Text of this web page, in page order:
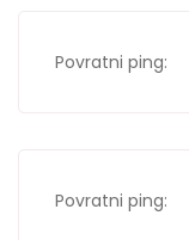
Povratni ping:
Povratni ping: